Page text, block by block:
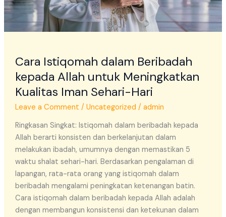
Cara Istiqomah dalam Beribadah
kepada Allah untuk Meningkatkan
Kualitas Iman Sehari-Hari
Leave a Comment / Uncategorized / admin
Ringkasan Singkat: Istiqomah dalam beribadah kepada
Allah berarti konsisten dan berkelanjutan dalam
melakukan ibadah, umumnya dengan memastikan 5
waktu shalat sehari-hari. Berdasarkan pengalaman di
lapangan, rata-rata orang yang istiqomah dalam
beribadah mengalami peningkatan ketenangan batin.
Cara istiqomah dalam beribadah kepada Allah adalah
dengan membangun konsistensi dan ketekunan dalam
Kualitas
Iman